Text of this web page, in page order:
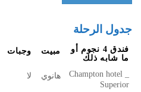
جدول الرحلة
فندق 4 نجوم أو
ما شابه ذلك
مبيت وجبات
Champton hotel _
Superior
هانوي لا